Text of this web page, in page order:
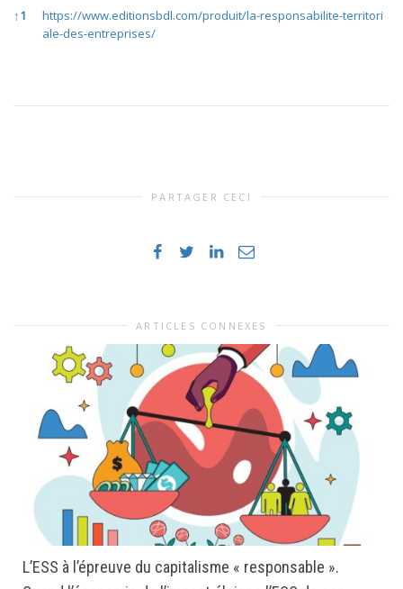
References
↑1
https://www.editionsbdl.com/produit/la-responsabilite-territori
ale-des-entreprises/
PARTAGER CECI
ARTICLES CONNEXES
L’ESS à l’épreuve du capitalisme « responsable ».